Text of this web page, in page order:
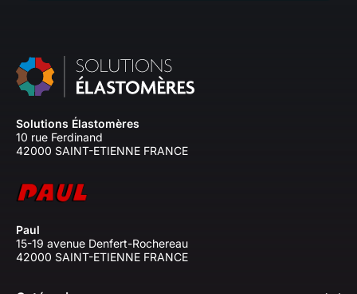
Solutions Élastomères
10 rue Ferdinand
42000 SAINT-ETIENNE FRANCE
Paul
15-19 avenue Denfert-Rochereau
42000 SAINT-ETIENNE FRANCE